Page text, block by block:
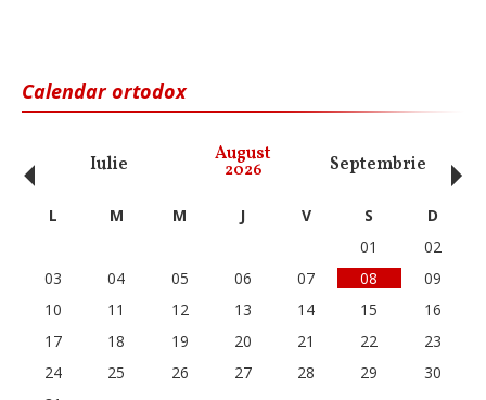
Calendar ortodox
Iulie August
2026 Septembrie
‹ L M M J V S
D
01
02
03
04 05 06 07 08
09
10
11 12 13 14 15
16
17
18 19 20 21 22
23
24
25 26 27 28 29
30